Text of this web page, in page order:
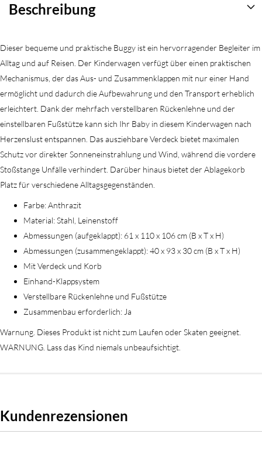
Beschreibung
Dieser bequeme und praktische Buggy ist ein hervorragender Begleiter im
Alltag und auf Reisen. Der Kinderwagen verfügt über einen praktischen
Mechanismus, der das Aus- und Zusammenklappen mit nur einer Hand
ermöglicht und dadurch die Aufbewahrung und den Transport erheblich
erleichtert. Dank der mehrfach verstellbaren Rückenlehne und der
einstellbaren Fußstütze kann sich Ihr Baby in diesem Kinderwagen nach
Herzenslust entspannen. Das ausziehbare Verdeck bietet maximalen
Schutz vor direkter Sonneneinstrahlung und Wind, während die vordere
Stoßstange Unfälle verhindert. Darüber hinaus bietet der Ablagekorb
Platz für verschiedene Alltagsgegenständen.
Farbe: Anthrazit
Material: Stahl, Leinenstoff
Abmessungen (aufgeklappt): 61 x 110 x 106 cm (B x T x H)
Abmessungen (zusammengeklappt): 40 x 93 x 30 cm (B x T x H)
Mit Verdeck und Korb
Einhand-Klappsystem
Verstellbare Rückenlehne und Fußstütze
Zusammenbau erforderlich: Ja
Warnung. Dieses Produkt ist nicht zum Laufen oder Skaten geeignet.
WARNUNG. Lass das Kind niemals unbeaufsichtigt.
Kundenrezensionen